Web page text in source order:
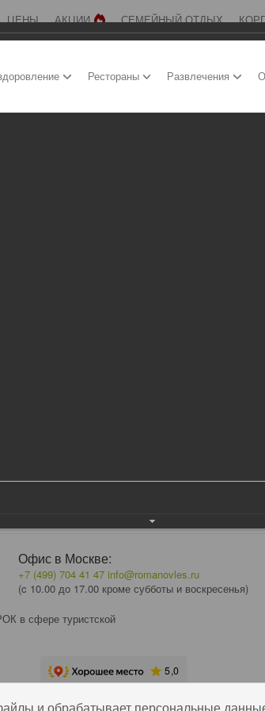
ЦЕНЫ АКЦИИ СЕМЕЙНЫЙ ОТДЫХ
Рестораны Развлечения
Офис в Москве:
+7 (499) 704 41 47 info@romanovles.ru
(c 10.00 до 17.00 кроме субботы и воскресенья)
в сфере туристской